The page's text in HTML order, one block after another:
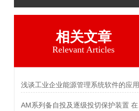
相关文章
Relevant Articles
浅谈工业企业能源管理系统软件的应用